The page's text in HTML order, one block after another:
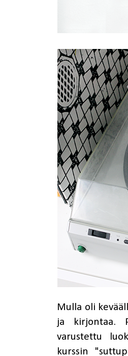
Mulla oli
ja kirjontaa.
varustettu
kurssin